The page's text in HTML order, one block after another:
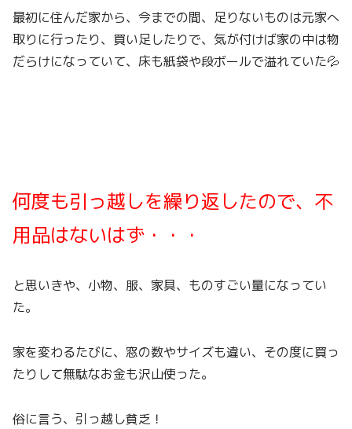
最初に住んだ家から、今までの間、足りないものは元家へ
取りに行ったり、買い足したりで、気が付けば家の中は物
だらけになっていて、床も紙袋や段ボールで溢れていた💦
何度も引っ越しを繰り返したので、不
用品はないはず・・・
と思いきや、小物、服、家具、ものすごい量になってい
た。
家を変わるたびに、窓の数やサイズも違い、その度に買っ
たりして無駄なお金も沢山使った。
俗に言う、引っ越し貧乏！